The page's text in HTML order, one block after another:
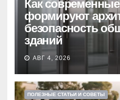
Как
формируют
безопасность
зданий
АВГ 4, 2026
ПОЛЕЗНЫЕ СТАТЬИ И СОВЕТЫ